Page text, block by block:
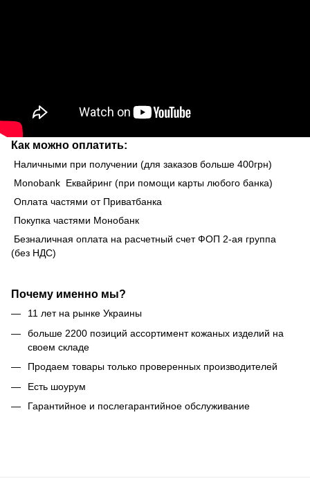
Как можно оплатить:
Наличными при получении (для заказов больше 400грн)
Monobank Еквайринг (при помощи карты любого банка)
Оплата частями от Приватбанка
Покупка частями Монобанк
Безналичная оплата на расчетный счет ФОП 2-ая группа
(без НДС)
Почему именно мы?
11 лет на рынке Украины
больше 2200 позиций ассортимент кожаных изделий на
своем складе
Продаем товары только проверенных производителей
Есть шоурум
Гарантийное и послегарантийное обслуживание